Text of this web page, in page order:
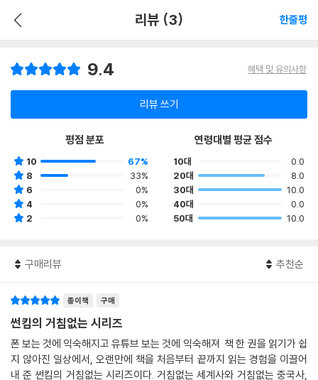
리뷰 (3) 한줄평
9.4 혜택 및 유의사항
리뷰 쓰기
평점 분포
10
67%
8
33%
6
0%
4
0%
2
0%
연령대별 평균 점수
10대
0.0
20대
8.0
30대
10.0
40대
0.0
50대
10.0
구매리뷰 추천순
종이책 구매
썬킴의 거침없는 시리즈
폰 보는 것에 익숙해지고 유튜브 보는 것에 익숙해져 책 한 권을 읽기가 쉽
지 않아진 일상에서, 오랜만에 책을 처음부터 끝까지 읽는 경험을 이끌어
내 준 썬킴의 거침없는 시리즈이다. 거침없는 세계사와 거침없는 중국사,